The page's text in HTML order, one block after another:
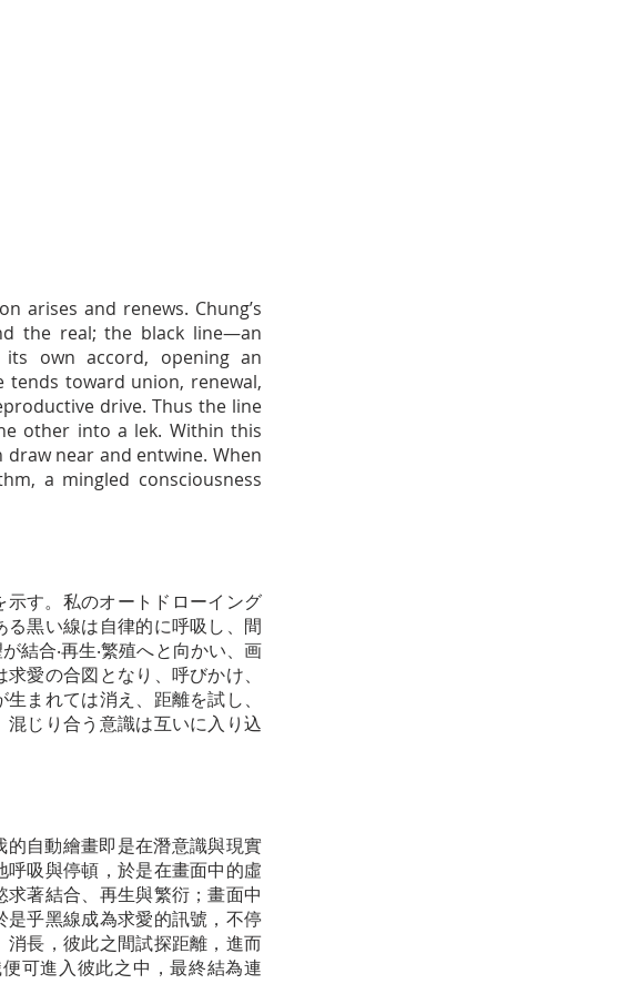
arises and renews. Chung’s
the real; the black line—an
own accord, opening an
tends toward union, renewal,
drive. Thus the line
other into a lek. Within this
near and entwine. When
a mingled consciousness
示す。私のオートドローイング
黒い線は自律的に呼吸し、間
結合‧再生‧繁殖へと向かい、画
愛の合図となり、呼びかけ、
まれては消え、距離を試し、
じり合う意識は互いに入り込
的自動繪畫即是在潛意識與現實
吸與停頓，於是在畫面中的虛
著結合、再生與繁衍；畫面中
是乎黑線成為求愛的訊號，不停
長，彼此之間試探距離，進而
可進入彼此之中，最終結為連